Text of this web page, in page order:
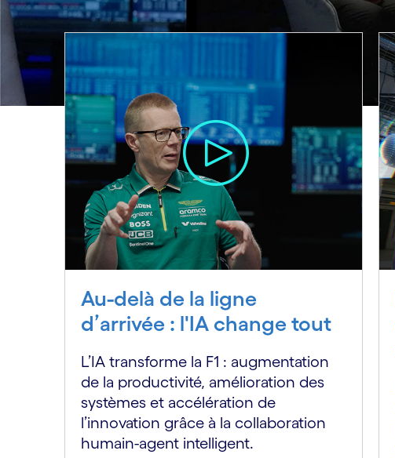
Au-delà de la ligne
d’arrivée : l'IA change tout
L’IA transforme la F1 : augmentation
de la productivité, amélioration des
systèmes et accélération de
l’innovation grâce à la collaboration
humain-agent intelligent.